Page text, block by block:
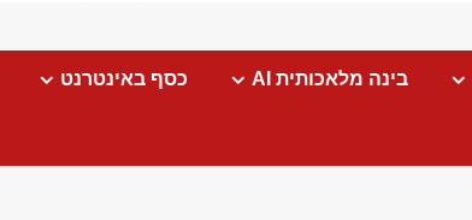
בינה מלאכותית AI כסף באינטרנט